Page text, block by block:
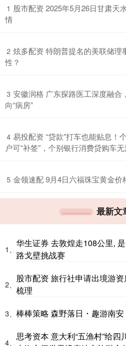
1 股市配资 2025年5月26日甘肃天
情
2 炫多配资 特朗普提名的美联储理
性？
3 安徽润格 广东探路医工深度融合
向“病房”
4 易投配资 “贷款”打车也能贴息！
户可“补签”，个别银行消费贷购车
5 金领速配 9月4日六福珠宝黄金价
最新文
1、
华生证券 去敦煌走108公里,
路戈壁挑战赛
2、
股市配资 旅行社申请出境游
梳理
3、 棒棒策略 森野落日・趣游南
4、
思考资本 意大利“五渔村”给